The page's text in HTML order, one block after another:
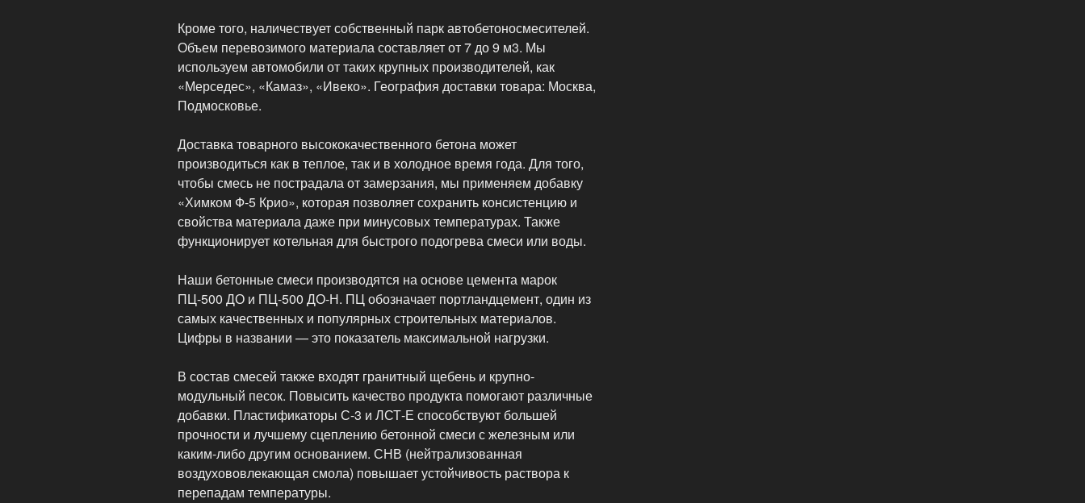
Кроме того, наличествует собственный парк автобетоносмесителей.
Объем перевозимого материала составляет от 7 до 9 м3. Мы
используем автомобили от таких крупных производителей, как
«Мерседес», «Камаз», «Ивеко». География доставки товара: Москва,
Подмосковье.
Доставка товарного высококачественного бетона может
производиться как в теплое, так и в холодное время года. Для того,
чтобы смесь не пострадала от замерзания, мы применяем добавку
«Химком Ф-5 Крио», которая позволяет сохранить консистенцию и
свойства материала даже при минусовых температурах. Также
функционирует котельная для быстрого подогрева смеси или воды.
Наши бетонные смеси производятся на основе цемента марок
ПЦ-500 ДО и ПЦ-500 ДО-Н. ПЦ обозначает портландцемент, один из
самых качественных и популярных строительных материалов.
Цифры в названии — это показатель максимальной нагрузки.
В состав смесей также входят гранитный щебень и крупно-
модульный песок. Повысить качество продукта помогают различные
добавки. Пластификаторы С-3 и ЛСТ-Е способствуют большей
прочности и лучшему сцеплению бетонной смеси с железным или
каким-либо другим основанием. СНВ (нейтрализованная
воздухововлекающая смола) повышает устойчивость раствора к
перепадам температуры.